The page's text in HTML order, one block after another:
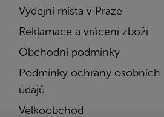
Výdejní místa v Praze
Reklamace a vrácení zboží
Obchodní podmínky
Podmínky ochrany osobních
údajů
Velkoobchod